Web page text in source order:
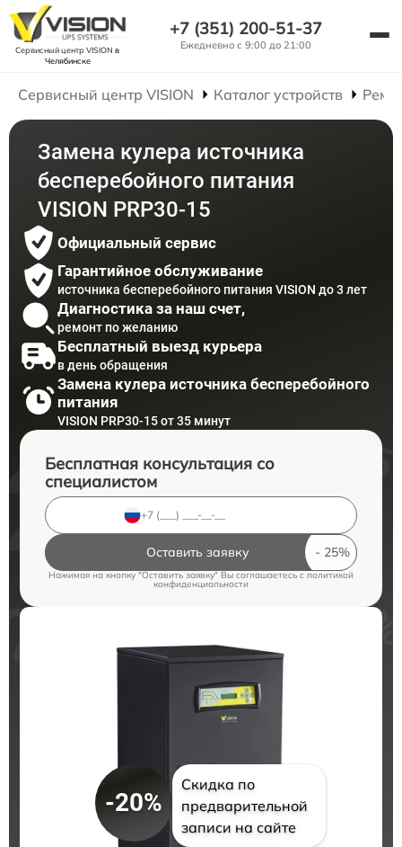
Сервисный центр VISION в
Челябинске
+7 (351) 200-51-37
Ежедневно с 9:00 до 21:00
Сервисный центр VISION Каталог устройств
Замена кулера источника
бесперебойного питания
VISION PRP30-15
Официальный сервис
Гарантийное обслуживание
источника бесперебойного питания VISION до 3 лет
Диагностика за наш счет,
ремонт по желанию
Бесплатный выезд курьера
в день обращения
Замена кулера источника бесперебойного
питания
VISION PRP30-15 от 35 минут
Бесплатная консультация со
специалистом
Оставить заявку
Нажимая на кнопку "Оставить заявку" Вы соглашаетесь cполитикой
конфиденциальности
-20%
Скидка по
предварительной
записи на сайте